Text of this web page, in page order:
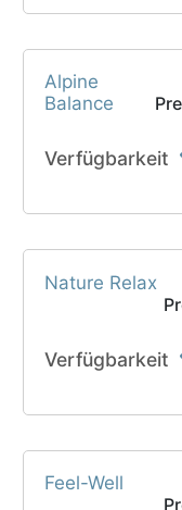
Alpine
Balance
Verfügbarkeit
Nature Relax
Verfügbarkeit
Feel-Well